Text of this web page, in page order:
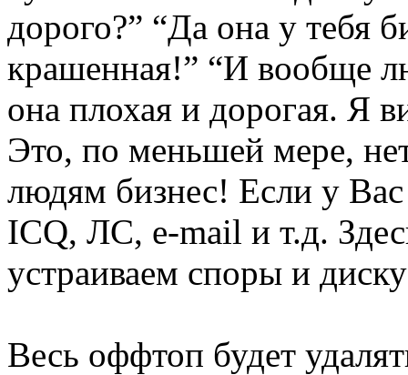
дорого?” “Да она у тебя
крашенная!” “И вообще
она плохая и дорогая. Я
Это, по меньшей мере,
людям бизнес! Если у Вас
ICQ, ЛС, e-mail и т.д.
устраиваем споры и
Весь оффтоп будет